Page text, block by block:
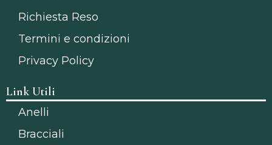
Richiesta Reso
Termini e condizioni
Privacy Policy
Link Utili
Anelli
Bracciali